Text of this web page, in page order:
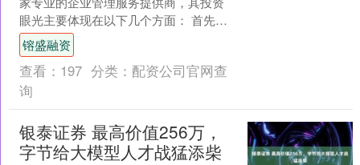
眼光主要体现在以下几个方面： 首先，
该公司注重行业趋势研判。通过建立专
业市场分析团队，持续跟....
镕盛融资
查看： 197 分类： 配资公司官网查
询
银泰证券 最高价值256万，
字节给大模型人才战猛添柴